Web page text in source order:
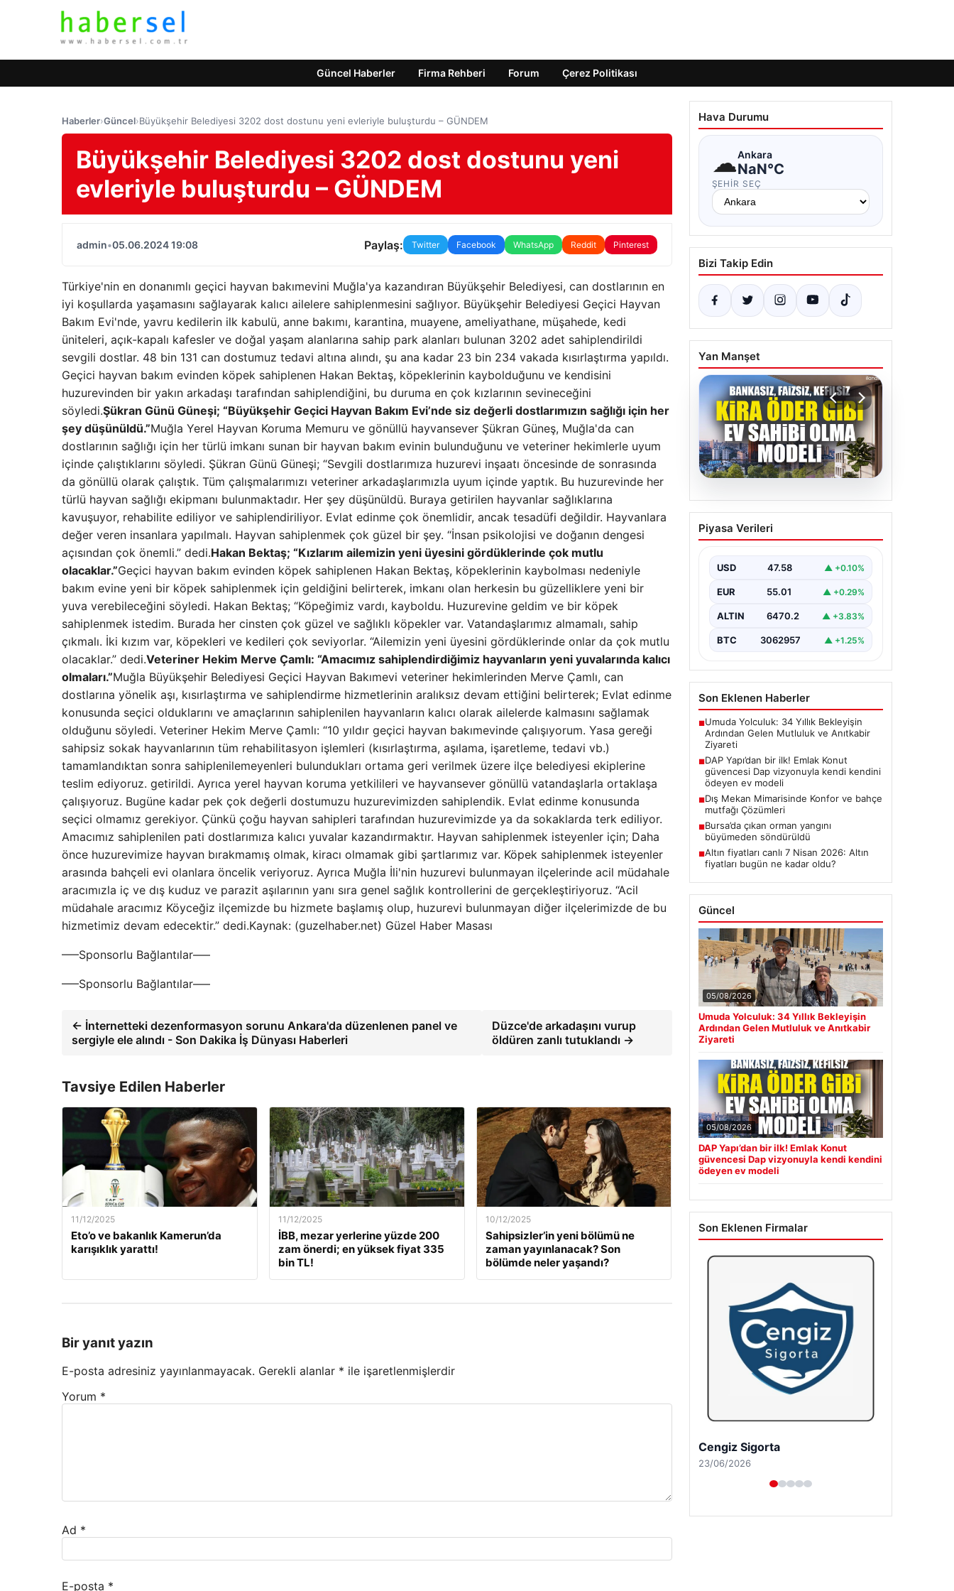
Güncel Haberler Firma Rehberi Forum Çerez Politikası
Haberler›Güncel›Büyükşehir Belediyesi 3202 dost dostunu yeni evleriyle buluşturdu – GÜNDEM
Büyükşehir Belediyesi 3202 dost dostunu yeni
evleriyle buluşturdu – GÜNDEM
admin•05.06.2024 19:08 Paylaş: Twitter Facebook WhatsApp Reddit Pinterest
Türkiye'nin en donanımlı geçici hayvan bakımevini Muğla'ya kazandıran Büyükşehir Belediyesi, can dostlarının en
iyi koşullarda yaşamasını sağlayarak kalıcı ailelere sahiplenmesini sağlıyor. Büyükşehir Belediyesi Geçici Hayvan
Bakım Evi'nde, yavru kedilerin ilk kabulü, anne bakımı, karantina, muayene, ameliyathane, müşahede, kedi
üniteleri, açık-kapalı kafesler ve doğal yaşam alanlarına sahip park alanları bulunan 3202 adet sahiplendirildi
sevgili dostlar. 48 bin 131 can dostumuz tedavi altına alındı, şu ana kadar 23 bin 234 vakada kısırlaştırma yapıldı.
Geçici hayvan bakım evinden köpek sahiplenen Hakan Bektaş, köpeklerinin kaybolduğunu ve kendisini
huzurevinden bir yakın arkadaşı tarafından sahiplendiğini, bu duruma en çok kızlarının sevineceğini
söyledi.Şükran Günü Güneşi; “Büyükşehir Geçici Hayvan Bakım Evi’nde siz değerli dostlarımızın sağlığı için her
şey düşünüldü.”Muğla Yerel Hayvan Koruma Memuru ve gönüllü hayvansever Şükran Güneş, Muğla'da can
dostlarının sağlığı için her türlü imkanı sunan bir hayvan bakım evinin bulunduğunu ve veteriner hekimlerle uyum
içinde çalıştıklarını söyledi. Şükran Günü Güneşi; “Sevgili dostlarımıza huzurevi inşaatı öncesinde de sonrasında
da gönüllü olarak çalıştık. Tüm çalışmalarımızı veteriner arkadaşlarımızla uyum içinde yaptık. Bu huzurevinde her
türlü hayvan sağlığı ekipmanı bulunmaktadır. Her şey düşünüldü. Buraya getirilen hayvanlar sağlıklarına
kavuşuyor, rehabilite ediliyor ve sahiplendiriliyor. Evlat edinme çok önemlidir, ancak tesadüfi değildir. Hayvanlara
değer veren insanlara yapılmalı. Hayvan sahiplenmek çok güzel bir şey. “İnsan psikolojisi ve doğanın dengesi
açısından çok önemli.” dedi.Hakan Bektaş; “Kızlarım ailemizin yeni üyesini gördüklerinde çok mutlu
olacaklar.”Geçici hayvan bakım evinden köpek sahiplenen Hakan Bektaş, köpeklerinin kaybolması nedeniyle
bakım evine yeni bir köpek sahiplenmek için geldiğini belirterek, imkanı olan herkesin bu güzelliklere yeni bir
yuva verebileceğini söyledi. Hakan Bektaş; “Köpeğimiz vardı, kayboldu. Huzurevine geldim ve bir köpek
sahiplenmek istedim. Burada her cinsten çok güzel ve sağlıklı köpekler var. Vatandaşlarımız almamalı, sahip
çıkmalı. İki kızım var, köpekleri ve kedileri çok seviyorlar. “Ailemizin yeni üyesini gördüklerinde onlar da çok mutlu
olacaklar.” dedi.Veteriner Hekim Merve Çamlı: “Amacımız sahiplendirdiğimiz hayvanların yeni yuvalarında kalıcı
olmaları.”Muğla Büyükşehir Belediyesi Geçici Hayvan Bakımevi veteriner hekimlerinden Merve Çamlı, can
dostlarına yönelik aşı, kısırlaştırma ve sahiplendirme hizmetlerinin aralıksız devam ettiğini belirterek; Evlat edinme
konusunda seçici olduklarını ve amaçlarının sahiplenilen hayvanların kalıcı olarak ailelerde kalmasını sağlamak
olduğunu söyledi. Veteriner Hekim Merve Çamlı: “10 yıldır geçici hayvan bakımevinde çalışıyorum. Yasa gereği
sahipsiz sokak hayvanlarının tüm rehabilitasyon işlemleri (kısırlaştırma, aşılama, işaretleme, tedavi vb.)
tamamlandıktan sonra sahiplenilemeyenleri bulundukları ortama geri verilmek üzere ilçe belediyesi ekiplerine
teslim ediyoruz. getirildi. Ayrıca yerel hayvan koruma yetkilileri ve hayvansever gönüllü vatandaşlarla ortaklaşa
çalışıyoruz. Bugüne kadar pek çok değerli dostumuzu huzurevimizden sahiplendik. Evlat edinme konusunda
seçici olmamız gerekiyor. Çünkü çoğu hayvan sahipleri tarafından huzurevimizde ya da sokaklarda terk ediliyor.
Amacımız sahiplenilen pati dostlarımıza kalıcı yuvalar kazandırmaktır. Hayvan sahiplenmek isteyenler için; Daha
önce huzurevimize hayvan bırakmamış olmak, kiracı olmamak gibi şartlarımız var. Köpek sahiplenmek isteyenler
arasında bahçeli evi olanlara öncelik veriyoruz. Ayrıca Muğla İli'nin huzurevi bulunmayan ilçelerinde acil müdahale
aracımızla iç ve dış kuduz ve parazit aşılarının yanı sıra genel sağlık kontrollerini de gerçekleştiriyoruz. “Acil
müdahale aracımız Köyceğiz ilçemizde bu hizmete başlamış olup, huzurevi bulunmayan diğer ilçelerimizde de bu
hizmetimiz devam edecektir.” dedi.Kaynak: (guzelhaber.net) Güzel Haber Masası
—–Sponsorlu Bağlantılar—–
—–Sponsorlu Bağlantılar—–
← İnternetteki dezenformasyon sorunu Ankara'da düzenlenen panel ve
sergiyle ele alındı ​​- Son Dakika İş Dünyası Haberleri
Düzce'de arkadaşını vurup
öldüren zanlı tutuklandı →
Tavsiye Edilen Haberler
11/12/2025
Eto’o ve bakanlık Kamerun’da
karışıklık yarattı!
11/12/2025
İBB, mezar yerlerine yüzde 200
zam önerdi; en yüksek fiyat 335
bin TL!
10/12/2025
Sahipsizler’in yeni bölümü ne
zaman yayınlanacak? Son
bölümde neler yaşandı?
Bir yanıt yazın
E-posta adresiniz yayınlanmayacak. Gerekli alanlar * ile işaretlenmişlerdir
Yorum *
Ad *
E-posta *
Hava Durumu
☁Ankara
NaN°C
ŞEHIR SEÇ
Bizi Takip Edin
Yan Manşet
05.08.2026
DAP Yapı’dan bir ilk!
Emlak Konut güvencesi
kendini ödeyen ev
modeli
Piyasa Verileri
USD 47.58 ▲ +0.10%
EUR 55.01 ▲ +0.29%
ALTIN 6470.2 ▲ +3.83%
BTC 3062957 ▲ +1.25%
Son Eklenen Haberler
■Umuda Yolculuk: 34 Yıllık Bekleyişin
Ardından Gelen Mutluluk ve Anıtkabir
Ziyareti
■DAP Yapı’dan bir ilk! Emlak Konut
güvencesi Dap vizyonuyla kendi kendini
ödeyen ev modeli
■Dış Mekan Mimarisinde Konfor ve bahçe
mutfağı Çözümleri
■Bursa’da çıkan orman yangını
büyümeden söndürüldü
■Altın fiyatları canlı 7 Nisan 2026: Altın
fiyatları bugün ne kadar oldu?
Güncel
05/08/2026
Umuda Yolculuk: 34 Yıllık Bekleyişin
Ardından Gelen Mutluluk ve Anıtkabir
Ziyareti
05/08/2026
DAP Yapı’dan bir ilk! Emlak Konut
güvencesi Dap vizyonuyla kendi kendini
ödeyen ev modeli
Son Eklenen Firmalar
Cengiz Sigorta
23/06/2026